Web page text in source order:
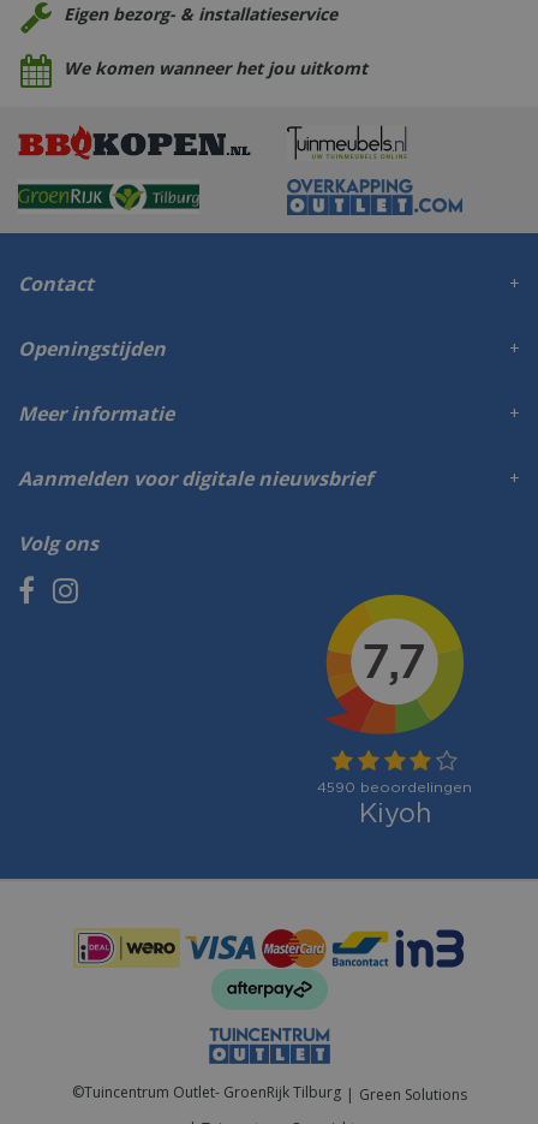
Eigen bezorg- & installatieservice
We komen wanneer het jou uitkomt
Contact
Volg ons
Openingstijden
Meer informatie
Aanmelden voor digitale nieuwsbrief
©Tuincentrum Outlet- GroenRijk Tilburg
Green Solutions